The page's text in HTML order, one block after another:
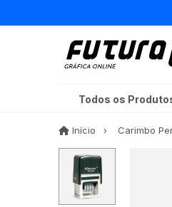
Todos os
Início InícioCarimbo